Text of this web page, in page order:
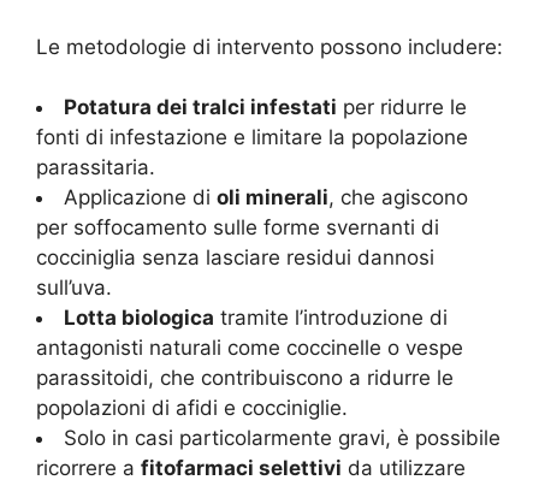
Le metodologie di intervento possono includere:
Potatura dei tralci infestati per ridurre le
fonti di infestazione e limitare la popolazione
parassitaria.
Applicazione di oli minerali, che agiscono
per soffocamento sulle forme svernanti di
cocciniglia senza lasciare residui dannosi
sull’uva.
Lotta biologica tramite l’introduzione di
antagonisti naturali come coccinelle o vespe
parassitoidi, che contribuiscono a ridurre le
popolazioni di afidi e cocciniglie.
Solo in casi particolarmente gravi, è possibile
ricorrere a fitofarmaci selettivi da utilizzare